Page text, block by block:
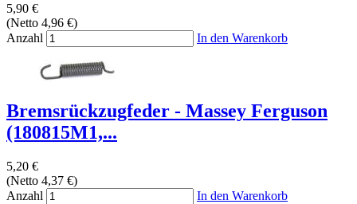
5,90 €
(Netto 4,96 €)
Anzahl
In den Warenkorb
Bremsrückzugfeder - Massey Ferguson
(180815M1,...
5,20 €
(Netto 4,37 €)
Anzahl
In den Warenkorb